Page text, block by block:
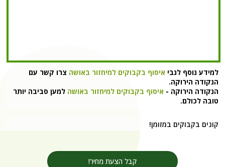
למידע נוסף לגבי איסוף בקבוקים למיחזור באושה צרו קשר עם
הנקודה הירוקה.
הנקודה הירוקה - איסוף בקבוקים למיחזור באושה למען סביבה יותר
טובה לכולם.
קונים בקבוקים במזומן!
קבל הצעת מחיר!